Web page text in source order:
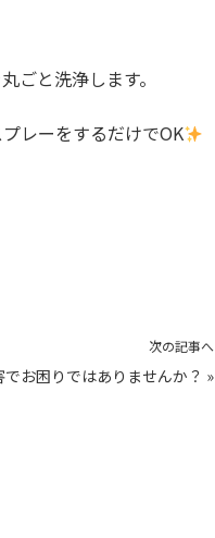
ごと洗浄します。
レーをするだけでOK
次の記事へ
お困りではありませんか？ »